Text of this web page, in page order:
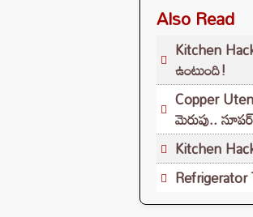
Also Read
Kitchen
ఉంటుంది!
Copper
మెరుపు..
Kitchen
Refrigerator